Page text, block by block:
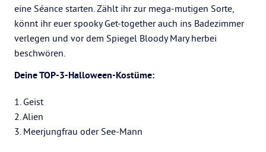
eine Séance starten. Zählt ihr zur mega-mutigen Sorte,
könnt ihr euer spooky Get-together auch ins Badezimmer
verlegen und vor dem Spiegel Bloody Mary herbei
beschwören.
Deine TOP-3-Halloween-Kostüme:
1. Geist
2. Alien
3. Meerjungfrau oder See-Mann